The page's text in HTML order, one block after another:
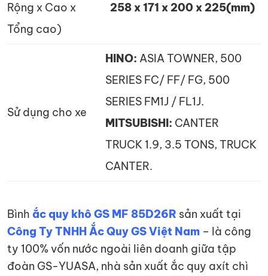
Rộng x Cao x
Tổng cao)
258 x 171 x 200 x 225(mm)
Sử dụng cho xe
HINO: ASIA TOWNER, 500
SERIES FC/ FF/ FG, 500
SERIES FM1J / FL1J.
MITSUBISHI: CANTER
TRUCK 1.9, 3.5 TONS, TRUCK
CANTER.
Bình ắc quy khô GS MF 85D26R sản xuất tại
Công Ty TNHH Ắc Quy GS Việt Nam – là công
ty 100% vốn nước ngoài liên doanh giữa tập
đoàn GS-YUASA, nhà sản xuất ắc quy axít chì